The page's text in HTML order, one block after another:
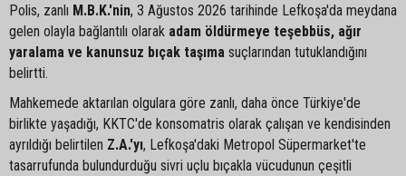
Polis, zanlı M.B.K.'nin, 3 Ağustos 2026 tarihinde Lefkoşa'da meydana
gelen olayla bağlantılı olarak adam öldürmeye teşebbüs, ağır
yaralama ve kanunsuz bıçak taşıma suçlarından tutuklandığını
belirtti.
Mahkemede aktarılan olgulara göre zanlı, daha önce Türkiye'de
birlikte yaşadığı, KKTC'de konsomatris olarak çalışan ve kendisinden
ayrıldığı belirtilen Z.A.'yı, Lefkoşa'daki Metropol Süpermarket'te
tasarrufunda bulundurduğu sivri uçlu bıçakla vücudunun çeşitli